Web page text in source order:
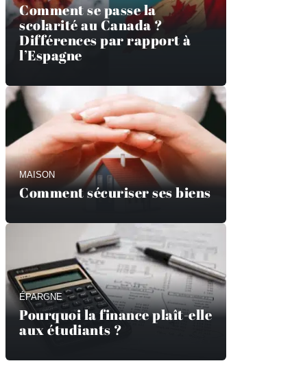
Comment se passe la
scolarité au Canada ?
Différences par rapport à
l’Espagne
MAISON
Comment sécuriser ses biens
ÉPARGNE
Pourquoi la finance plaît-elle
aux étudiants ?